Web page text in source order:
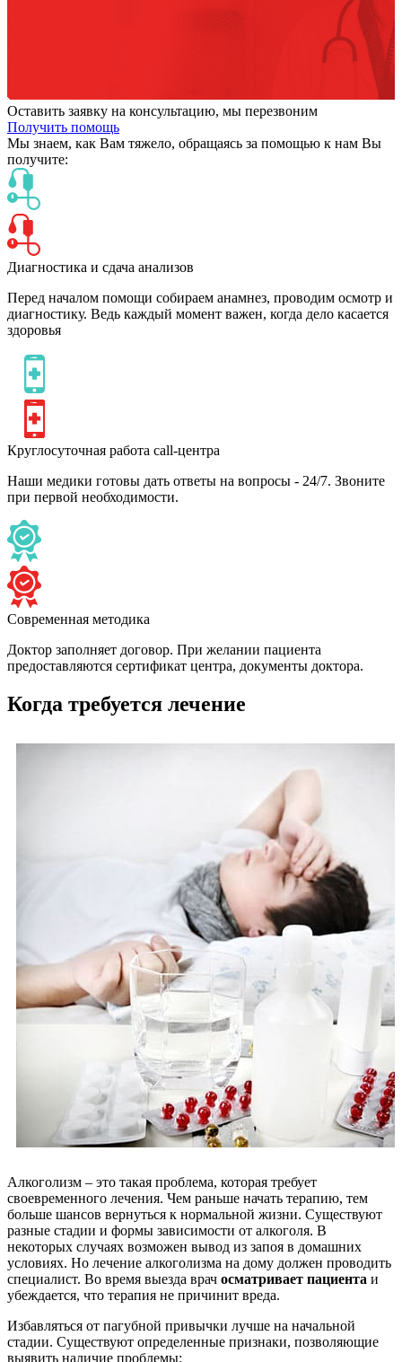
Оставить заявку на консультацию, мы перезвоним
Получить помощь
Мы знаем, как Вам тяжело, обращаясь за помощью к нам Вы
получите:
Диагностика и сдача анализов
Перед началом помощи собираем анамнез, проводим осмотр и
диагностику. Ведь каждый момент важен, когда дело касается
здоровья
Круглосуточная работа call-центра
Наши медики готовы дать ответы на вопросы - 24/7. Звоните
при первой необходимости.
Современная методика
Доктор заполняет договор. При желании пациента
предоставляются сертификат центра, документы доктора.
Когда требуется лечение
Алкоголизм – это такая проблема, которая требует
своевременного лечения. Чем раньше начать терапию, тем
больше шансов вернуться к нормальной жизни. Существуют
разные стадии и формы зависимости от алкоголя. В
некоторых случаях возможен вывод из запоя в домашних
условиях. Но лечение алкоголизма на дому должен проводить
специалист. Во время выезда врач осматривает пациента и
убеждается, что терапия не причинит вреда.
Избавляться от пагубной привычки лучше на начальной
стадии. Существуют определенные признаки, позволяющие
выявить наличие проблемы: